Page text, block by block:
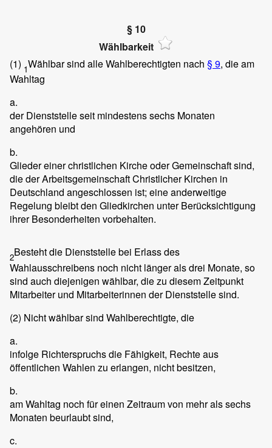
§ 10
Wählbarkeit
(1) 1Wählbar sind alle Wahlberechtigten nach § 9, die am
Wahltag
a.
der Dienststelle seit mindestens sechs Monaten
angehören und
b.
Glieder einer christlichen Kirche oder Gemeinschaft sind,
die der Arbeitsgemeinschaft Christlicher Kirchen in
Deutschland angeschlossen ist; eine anderweitige
Regelung bleibt den Gliedkirchen unter Berücksichtigung
ihrer Besonderheiten vorbehalten.
2Besteht die Dienststelle bei Erlass des
Wahlausschreibens noch nicht länger als drei Monate, so
sind auch diejenigen wählbar, die zu diesem Zeitpunkt
Mitarbeiter und Mitarbeiterinnen der Dienststelle sind.
(2) Nicht wählbar sind Wahlberechtigte, die
a.
infolge Richterspruchs die Fähigkeit, Rechte aus
öffentlichen Wahlen zu erlangen, nicht besitzen,
b.
am Wahltag noch für einen Zeitraum von mehr als sechs
Monaten beurlaubt sind,
c.